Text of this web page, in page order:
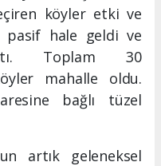
köyler etki ve
pasif hale geldi ve
Toplam 30
mahalle oldu.
bağlı tüzel
artık geleneksel